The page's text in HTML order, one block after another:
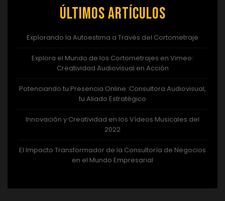
Últimos artículos
Explorando la Autoestima a Través del Cortometraje
Explora el Mundo de los Cortometrajes en Vimeo:
Creatividad Audiovisual en Acción
Potenciando tu Presencia Online: Consultora Audiovisual,
tu Aliado Estratégico
Innovación y Creatividad en los Vídeos Musicales del
2022
El Impacto Transformador de la Consultoría de Negocios
en el Mundo Empresarial